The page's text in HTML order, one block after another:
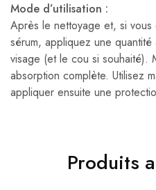
Mode d’utilisation :
Après le nettoyage et, si
sérum, appliquez une
visage (et le cou si souhaité).
absorption complète. Utilisez
appliquer ensuite une
Produits